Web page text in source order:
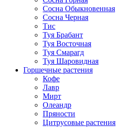
Сосна Обыкновенная
Сосна Черная
Тис
Туя Брабант
Туя Восточная
Туя Смарагд
Туя Шаровидная
Горшечные растения
Кофе
Лавр
Мирт
Олеандр
Пряности
Цитрусовые растения